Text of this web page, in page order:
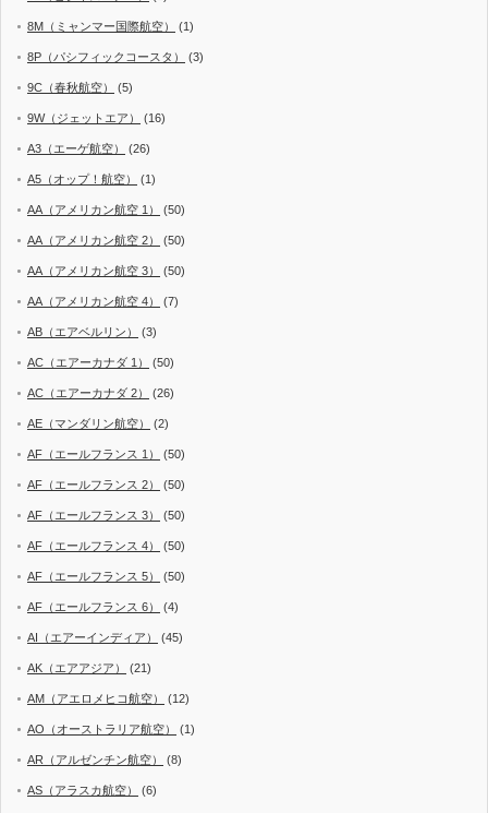
8M（ミャンマー国際航空） (1)
8P（パシフィックコースタ） (3)
9C（春秋航空） (5)
9W（ジェットエア） (16)
A3（エーゲ航空） (26)
A5（オップ！航空） (1)
AA（アメリカン航空 1） (50)
AA（アメリカン航空 2） (50)
AA（アメリカン航空 3） (50)
AA（アメリカン航空 4） (7)
AB（エアベルリン） (3)
AC（エアーカナダ 1） (50)
AC（エアーカナダ 2） (26)
AE（マンダリン航空） (2)
AF（エールフランス 1） (50)
AF（エールフランス 2） (50)
AF（エールフランス 3） (50)
AF（エールフランス 4） (50)
AF（エールフランス 5） (50)
AF（エールフランス 6） (4)
AI（エアーインディア） (45)
AK（エアアジア） (21)
AM（アエロメヒコ航空） (12)
AO（オーストラリア航空） (1)
AR（アルゼンチン航空） (8)
AS（アラスカ航空） (6)